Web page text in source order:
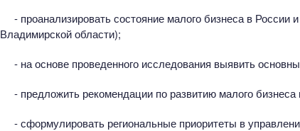
- проанализировать состояние малого бизнеса в России
Владимирской области);
- на основе проведенного исследования выявить
- предложить рекомендации по развитию малого бизнеса
- сформулировать региональные приоритеты в